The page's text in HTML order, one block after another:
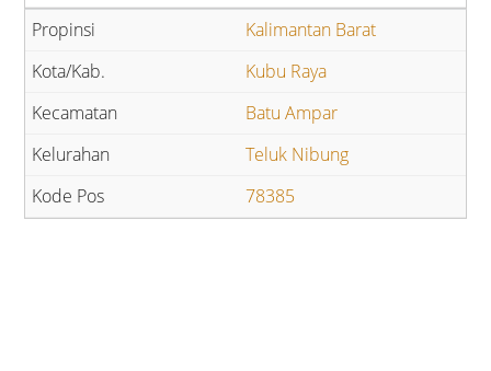
Kalimantan Barat
Kubu Raya
Batu Ampar
Teluk Nibung
78385